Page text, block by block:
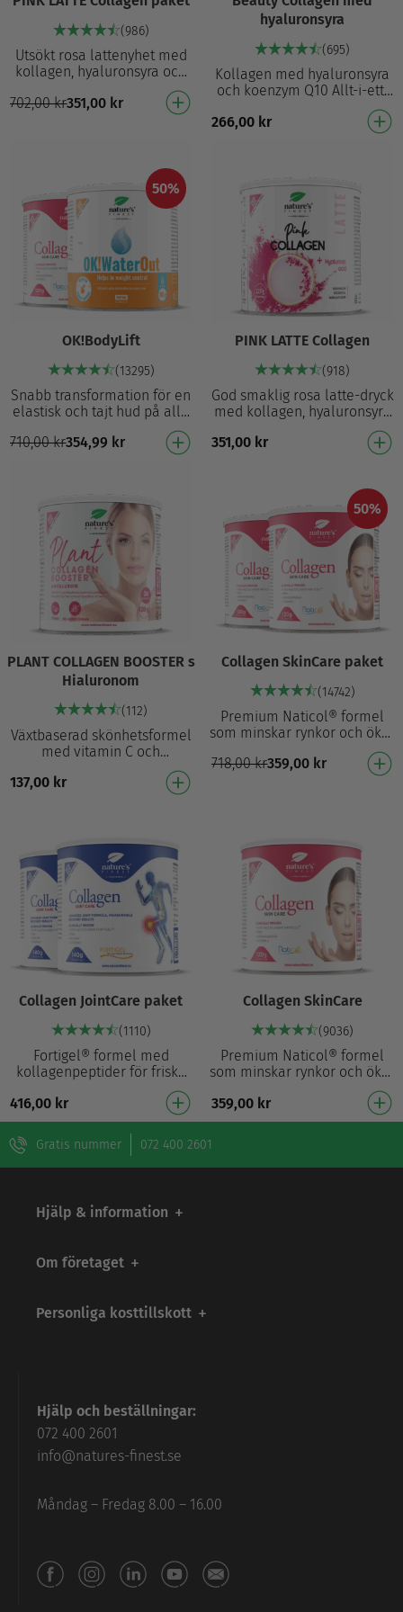
(986)
Utsökt rosa lattenyhet med
kollagen, hyaluronsyra och
ashwagandha Krämig smak
av kokos och vanilj
702,00kr351,00 kr
hyaluronsyra
(695)
Kollagen med hyaluronsyra
och koenzym Q10 Allt-i-ett-
skönhetsformula: kollagen,
MSM, biotin, hyaluronsyra och
266,00 kr
50%
OK!BodyLift
(13295)
Snabb transformation för en
elastisk och tajt hud på alla
dubbelverkan i Naticol®-
710,00kr354,99 kr
PINK LATTE Collagen
(918)
God smaklig rosa latte-dryck
med kollagen, hyaluronsyra
och ashwagandha Krämig
smak av kokos och vanilj
351,00 kr
PLANT COLLAGEN BOOSTER s
Hialuronom
(112)
Växtbaserad skönhetsformel
med vitamin C och
hyaluronsyra Växtbaserat
alternativ: perfekt för en
vegansk och vegetarisk…
137,00 kr
50%
Collagen SkinCare paket
(14742)
Premium Naticol® formel
som minskar rynkor och ökar
elasticiteten Patenterat
fiskcollagen Naticol® Bevisat
718,00kr359,00 kr
Collagen JointCare paket
(1110)
Fortigel® formel med
kollagenpeptider för friska
Hydrolyserat kollagen typ II
för optimal absorption…
416,00 kr
Collagen SkinCare
(9036)
Premium Naticol® formel
som minskar rynkor och ökar
elasticiteten Patenterat
fiskcollagen Naticol® Bevisat
minskar synl…
359,00 kr
Gratis nummer 072 400 2601
Hjälp & information
Om företaget
Personliga kosttillskott
Hjälp och beställningar:
072 400 2601
info@natures-finest.se
Måndag – Fredag 8.00 – 16.00